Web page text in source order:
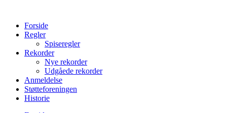
indholdForside
Regler
Spiseregler
Rekorder
Nye rekorder
Udgåede rekorder
Anmeldelse
Støtteforeningen
Historie